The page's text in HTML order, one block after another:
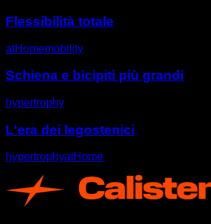
Flessibilità totale
atHomemobility
Schiena e bicipiti più grandi
hypertrophy
L'era dei legostenici
hypertrophyatHome